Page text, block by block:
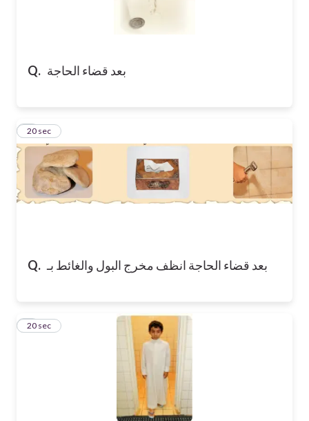
Q. بعد قضاء الحاجة
Q. بعد قضاء الحاجة انظف مخرج البول والغائط بـ
2
20 sec
3
20 sec